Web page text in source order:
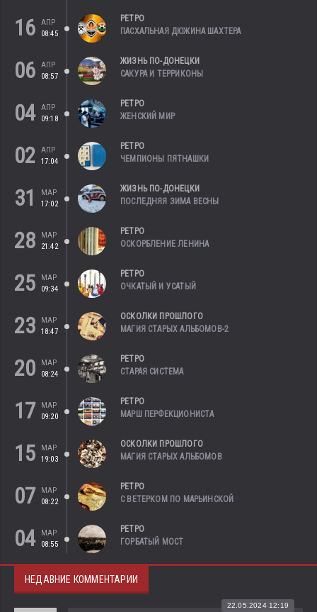
16
АПР
08:45
РЕТРО
ПАСХАЛЬНАЯ ДЮЖИНА ШАХТЕРА
06
АПР
08:57
ЖИЗНЬ ПО-ДОНЕЦКИ
САКУРА И ТЕРРИКОНЫ
04 АПР
09:18
РЕТРО
ЖЕНСКИЙ МИР
02
АПР
17:04
РЕТРО
ЧЕМПИОНЫ ПЯТНАШКИ
31
МАР
17:02
ЖИЗНЬ ПО-ДОНЕЦКИ
ПОСЛЕДНЯЯ ЗИМА ВЕСНЫ
28
МАР
21:42
РЕТРО
ОСКОРБЛЕНИЕ ЛЕНИНА
25
МАР
09:34
РЕТРО
ОЧКАТЫЙ И УСАТЫЙ
23
МАР
18:47
ОСКОЛКИ ПРОШЛОГО
МАГИЯ СТАРЫХ АЛЬБОМОВ-2
20
МАР
08:24
РЕТРО
СТАРАЯ СИСТЕМА
17
МАР
09:20
РЕТРО
МАРШ ПЕРФЕКЦИОНИСТА
15
МАР
19:03
ОСКОЛКИ ПРОШЛОГО
МАГИЯ СТАРЫХ АЛЬБОМОВ
07
МАР
08:22
РЕТРО
С ВЕТЕРКОМ ПО МАРЬИНСКОЙ
04
МАР
08:55
РЕТРО
ГОРБАТЫЙ МОСТ
НЕДАВНИЕ КОММЕНТАРИИ
22.05.2024 12:19